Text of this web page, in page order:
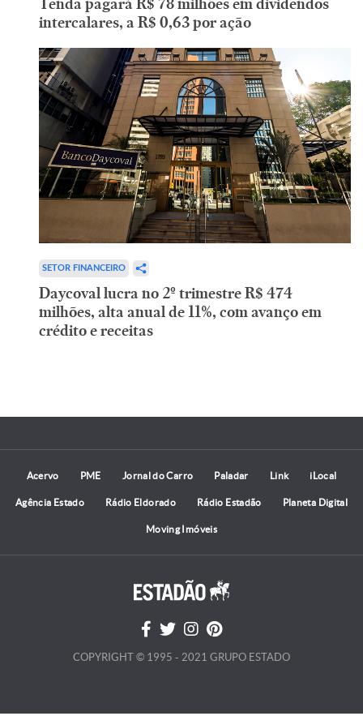
Tenda pagará R$ 78 milhões em dividendos
intercalares, a R$ 0,63 por ação
SETOR FINANCEIRO
Daycoval lucra no 2º trimestre R$ 474
milhões, alta anual de 11%, com avanço em
crédito e receitas
Acervo PME Jornal do Carro Paladar Link iLocal
Agência Estado Rádio Eldorado Rádio Estadão Planeta Digital
Moving Imóveis
COPYRIGHT © 1995 - 2021 GRUPO ESTADO